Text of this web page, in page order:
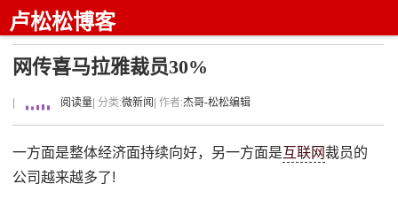
卢松松博客
网传喜马拉雅裁员30%
阅读量 | 分类:微新闻 | 作者:杰哥-松松编辑
一方面是整体经济面持续向好，另一方面是互联网裁员的
公司越来越多了!